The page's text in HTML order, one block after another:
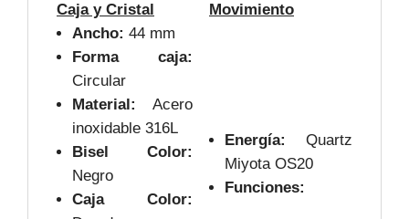
Caja y Cristal
Movimiento
Ancho: 44 mm
Forma caja:
Circular
Material:
Acero
inoxidable 316L
Bisel Color:
Negro
Caja Color:
Energía:
Quartz
Miyota OS20
Funciones: